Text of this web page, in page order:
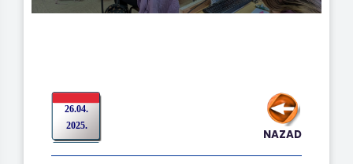
26.04.
2025.
NAZAD